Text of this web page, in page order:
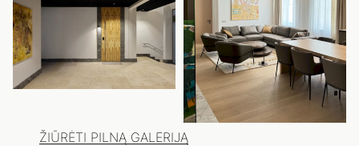
ŽIŪRĖTI PILNĄ GALERIJĄ